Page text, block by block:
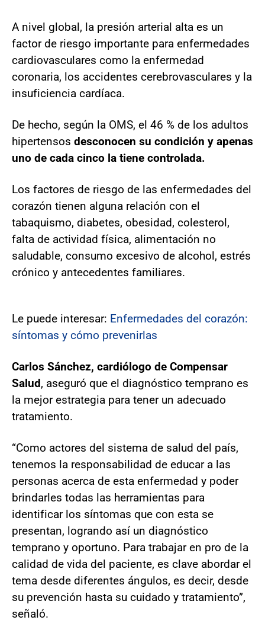
A nivel global, la presión arterial alta es un
factor de riesgo importante para enfermedades
cardiovasculares como la enfermedad
coronaria, los accidentes cerebrovasculares y la
insuficiencia cardíaca.
De hecho, según la OMS, el 46 % de los adultos
hipertensos desconocen su condición y apenas
uno de cada cinco la tiene controlada.
Los factores de riesgo de las enfermedades del
corazón tienen alguna relación con el
tabaquismo, diabetes, obesidad, colesterol,
falta de actividad física, alimentación no
saludable, consumo excesivo de alcohol, estrés
crónico y antecedentes familiares.
Le puede interesar: Enfermedades del corazón:
síntomas y cómo prevenirlas
Carlos Sánchez, cardiólogo de Compensar
Salud, aseguró que el diagnóstico temprano es
la mejor estrategia para tener un adecuado
tratamiento.
“Como actores del sistema de salud del país,
tenemos la responsabilidad de educar a las
personas acerca de esta enfermedad y poder
brindarles todas las herramientas para
identificar los síntomas que con esta se
presentan, logrando así un diagnóstico
temprano y oportuno. Para trabajar en pro de la
calidad de vida del paciente, es clave abordar el
tema desde diferentes ángulos, es decir, desde
su prevención hasta su cuidado y tratamiento”,
señaló.